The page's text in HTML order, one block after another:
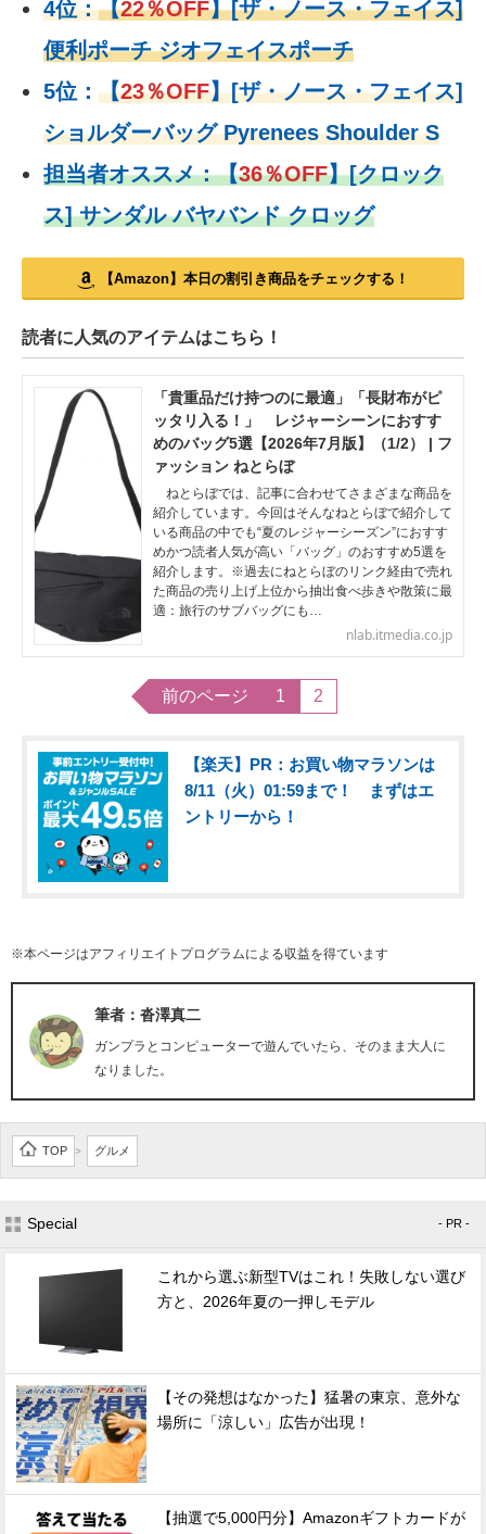
4位：【22％OFF】[ザ・ノース・フェイス]
便利ポーチ ジオフェイスポーチ
5位： 【23％OFF】[ザ・ノース・フェイス]
ショルダーバッグ Pyrenees Shoulder S
担当者オススメ：【36％OFF】[クロック
ス] サンダル バヤバンド クロッグ
【Amazon】本日の割引き商品をチェックする！
読者に人気のアイテムはこちら！
「貴重品だけ持つのに最適」「長財布がピ
ッタリ入る！」 レジャーシーンにおすす
めのバッグ5選【2026年7月版】（1/2） | フ
ァッション ねとらぼ
ねとらぼでは、記事に合わせてさまざまな商品を
紹介しています。今回はそんなねとらぼで紹介して
いる商品の中でも“夏のレジャーシーズン”におすす
めかつ読者人気が高い「バッグ」のおすすめ5選を
紹介します。※過去にねとらぼのリンク経由で売れ
た商品の売り上げ上位から抽出食べ歩きや散策に最
適：旅行のサブバッグにも…
nlab.itmedia.co.jp
前のページ 1 2
【楽天】PR：お買い物マラソンは
8/11（火）01:59まで！ まずはエ
ントリーから！
※本ページはアフィリエイトプログラムによる収益を得ています
筆者：沓澤真二
ガンプラとコンピューターで遊んでいたら、そのまま大人に
なりました。
TOP > グルメ
Special - PR -
これから選ぶ新型TVはこれ！失敗しない選び
方と、2026年夏の一押しモデル
【その発想はなかった】猛暑の東京、意外な
場所に「涼しい」広告が出現！
【抽選で5,000円分】Amazonギフトカードが